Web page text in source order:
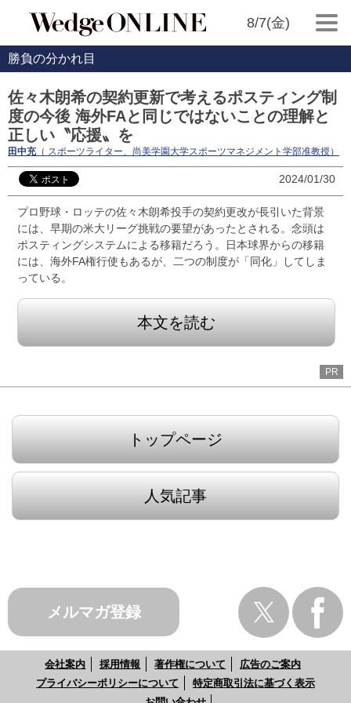
8/7(金)
勝負の分かれ目
佐々木朗希の契約更新で考えるポスティング制
度の今後 海外FAと同じではないことの理解と
正しい〝応援〟を
田中充（ スポーツライター、尚美学園大学スポーツマネジメント学部准教授）
2024/01/30
プロ野球・ロッテの佐々木朗希投手の契約更改が長引いた背景
には、早期の米大リーグ挑戦の要望があったとされる。念頭は
ポスティングシステムによる移籍だろう。日本球界からの移籍
には、海外FA権行使もあるが、二つの制度が「同化」してしま
っている。
本文を読む
PR
トップページ
人気記事
メルマガ登録
会社案内 採用情報 著作権について
広告のご案内
プライバシーポリシーについて
特定商取引法に基づく表示